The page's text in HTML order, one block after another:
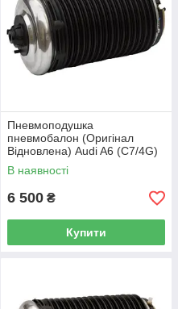
Пневмоподушка
пневмобалон (Оригінал
Відновлена) Audi A6 (C7/4G)
(задня права)
В наявності
6 500 ₴
Купити